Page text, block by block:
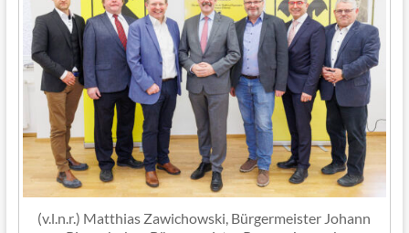
(v.l.n.r.) Matthias Zawichowski, Bürgermeister Johann